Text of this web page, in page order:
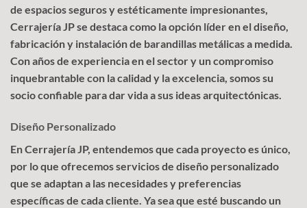
de espacios seguros y estéticamente impresionantes,
Cerrajería JP se destaca como la opción líder en el diseño,
fabricación y instalación de barandillas metálicas a medida.
Con años de experiencia en el sector y un compromiso
inquebrantable con la calidad y la excelencia, somos su
socio confiable para dar vida a sus ideas arquitectónicas.
Diseño Personalizado
En Cerrajería JP, entendemos que cada proyecto es único,
por lo que ofrecemos servicios de diseño personalizado
que se adaptan a las necesidades y preferencias
específicas de cada cliente. Ya sea que esté buscando un